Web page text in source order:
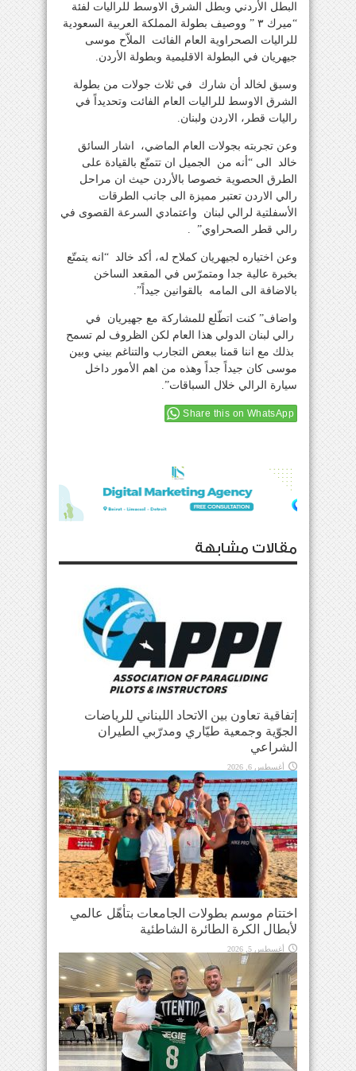
البطل الأردني وبطل الشرق الاوسط للراليات لفئة
“ميرك ٣ ” ووصيف بطولة المملكة العربية السعودية
للراليات الصحراوية العام الفائت الملاّح موسى
جيهريان في البطولة الاقليمية وبطولة الأردن.
وسبق لخالد أن شارك في ثلاث جولات من بطولة
الشرق الاوسط للراليات العام الفائت وتحديداً في
راليات قطر، الاردن ولبنان.
وعن تجربته بجولات العام الماضي، اشار السائق
خالد الى “أنه من الجميل ان تتمتّع بالقيادة على
الطرق الحصوية خصوصا بالأردن حيث ان مراحل
رالي الاردن تعتبر مميزة الى جانب الطرقات
الأسفلتية لرالي لبنان واعتمادي السرعة القصوى في
رالي قطر الصحراوي” .
وعن اختياره لجيهريان كملاح له، أكد خالد “انه يتمتّع
بخبرة عالية جدا ومتمرّس في المقعد الساخن
بالاضافة الى المامه بالقوانين جيداً”.
واضاف” كنت اتطّلع للمشاركة مع جهيريان في
رالي لبنان الدولي هذا العام لكن الظروف لم تسمح
بذلك مع اننا قمنا ببعض التجارب والتناغم بيني وبين
موسى كان جيداً جداً وهذه من اهم الأمور داخل
سيارة الرالي خلال السباقات”.
Share this on WhatsApp
مقالات مشابهة
إتفاقية تعاون بين الاتحاد اللبناني للرياضات
الجوّية وجمعية طيّاري ومدرّبي الطيران
الشراعي
أغسطس 6, 2026
اختتام موسم بطولات الجامعات بتأهّل عالمي
لأبطال الكرة الطائرة الشاطئية
أغسطس 5, 2026